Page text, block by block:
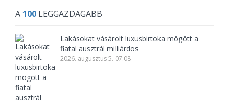
A 100 LEGGAZDAGABB
Lakásokat vásárolt luxusbirtoka mögött a
fiatal ausztrál milliárdos
2026. augusztus 5. 07:08